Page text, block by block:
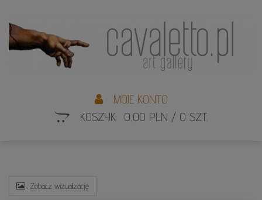
MOJE KONTO
KOSZYK: 0,00 PLN / 0 SZT.
Zobacz wizualizację